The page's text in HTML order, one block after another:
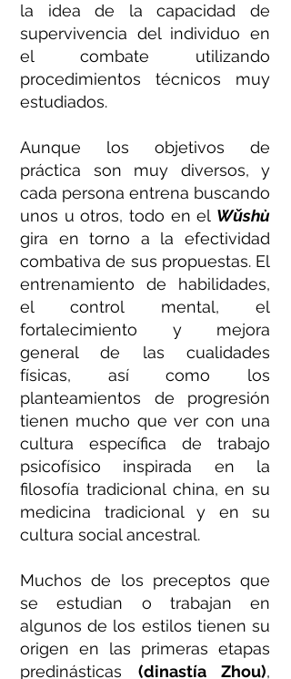
la idea de la capacidad de
supervivencia del individuo en
el combate utilizando
procedimientos técnicos muy
estudiados.
Aunque los objetivos de
práctica son muy diversos, y
cada persona entrena buscando
unos u otros, todo en el Wǔshù
gira en torno a la efectividad
combativa de sus propuestas. El
entrenamiento de habilidades,
el control mental, el
fortalecimiento y mejora
general de las cualidades
físicas, así como los
planteamientos de progresión
tienen mucho que ver con una
cultura específica de trabajo
psicofísico inspirada en la
filosofía tradicional china, en su
medicina tradicional y en su
cultura social ancestral.
Muchos de los preceptos que
se estudian o trabajan en
algunos de los estilos tienen su
origen en las primeras etapas
predinásticas (dinastía Zhou),